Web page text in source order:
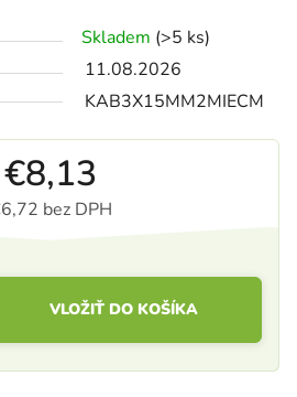
Skladem (>5 ks)
11.08.2026
KAB3X15MM2MIECM
€8,13
bez DPH
VLOŽIŤ DO KOŠÍKA